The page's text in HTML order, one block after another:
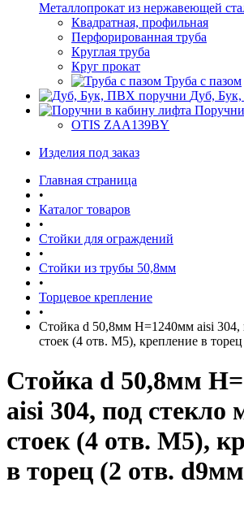
Металлопрокат из нержавеющей
Квадратная, профильная
Перфорированная труба
Круглая труба
Круг прокат
Труба с пазом
Дуб,
OTIS ZAA139BY
Изделия под заказ
Главная страница
•
Каталог товаров
•
Стойки для ограждений
•
Стойки из трубы 50,8мм
•
Торцевое крепление
•
Стойка d 50,8мм H=1240мм aisi 304,
стоек (4 отв. М5), крепление в
Стойка d 50,8мм
aisi 304, под стекло
стоек (4 отв. М5),
в торец (2 отв.